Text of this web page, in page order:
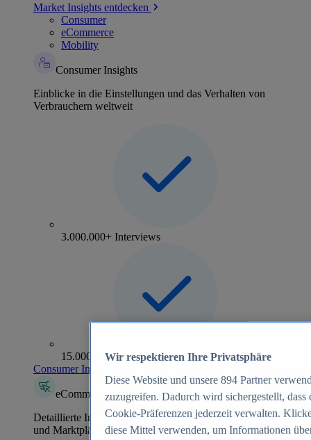
Market Insights entdecken
Consumer
eCommerce
Mobility
Consumer Insights
Einblicke in die Einstellungen und das Verhalten von
Verbrauchern weltweit
3.000.000+ Interviews
15.000+ Marken
Consumer Insights entdecken
eCommerce Insights
Detaillierte Informationen zu mehr als 39.000 Online-Shops
und Marktplätzen
Wir respektieren Ihre Privatsphäre
Diese Website und unsere 894 Partner
zuzugreifen. Dadurch wird sichergestellt,
Cookie-Präferenzen jederzeit verwalten.
diese Mittel verwenden, um Informationen